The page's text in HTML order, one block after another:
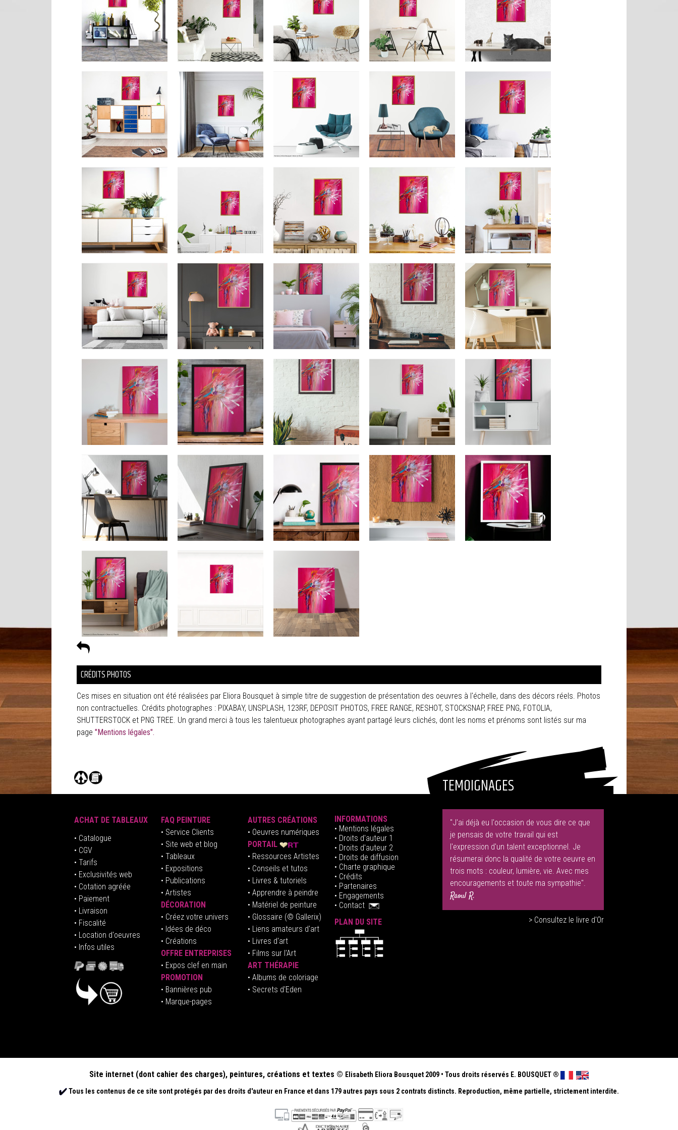
CRÉDITS PHOTOS
Ces mises en situation ont été réalisées par Eliora Bousquet à simple titre de suggestion de présentation des oeuvres à l'échelle, dans des décors réels. Photos
non contractuelles. Crédits photographes : PIXABAY, UNSPLASH, 123RF, DEPOSIT PHOTOS, FREE RANGE, RESHOT, STOCKSNAP, FREE PNG, FOTOLIA,
SHUTTERSTOCK et PNG TREE. Un grand merci à tous les talentueux photographes ayant partagé leurs clichés, dont les noms et prénoms sont listés sur ma
page "Mentions légales".
TEMOIGNAGES
ACHAT DE TABLEAUX
• Catalogue
• CGV
• Tarifs
• Exclusivités web
• Cotation agréée
• Paiement
• Livraison
• Fiscalité
• Location d'oeuvres
• Infos utiles
FAQ PEINTURE
• Service Clients
• Site web et blog
• Tableaux
• Expositions
• Publications
• Artistes
DÉCORATION
• Créez votre univers
• Idées de déco
• Créations
OFFRE ENTREPRISES
• Expos clef en main
PROMOTION
• Bannières pub
• Marque-pages
AUTRES CRÉATIONS
• Oeuvres numériques
PORTAIL
• Ressources Artistes
• Conseils et tutos
• Livres & tutoriels
• Apprendre à peindre
• Matériel de peinture
• Glossaire (© Gallerix)
• Liens amateurs d'art
• Livres d'art
• Films sur l'Art
ART THÉRAPIE
• Albums de coloriage
• Secrets d'Eden
INFORMATIONS
• Mentions légales
• Droits d'auteur 1
• Droits d'auteur 2
• Droits de diffusion
• Charte graphique
• Crédits
• Partenaires
• Engagements
• Contact
PLAN DU SITE
"J'ai déjà eu l'occasion de vous dire ce que
je pensais de votre travail qui est
l'expression d'un talent exceptionnel. Je
résumerai donc la qualité de votre oeuvre en
trois mots : couleur, lumière, vie. Avec mes
encouragements et toute ma sympathie".
Raoul R.
> Consultez le livre d'Or
Site internet (dont cahier des charges), peintures, créations et textes © Elisabeth Eliora Bousquet 2009 • Tous droits réservés E. BOUSQUET ®
Tous les contenus de ce site sont protégés par des droits d'auteur en France et dans 179 autres pays sous 2 contrats distincts. Reproduction, même partielle, strictement interdite.